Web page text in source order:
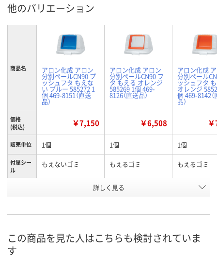
他のバリエーション
商品名 アロン化成 アロン
分別ペールCN90 プ
ッシュフタ もえな
い ブルー 585272 1
個 469-8151（直送
品）
アロン化成 アロン
分別ペールCN90 フ
タ もえる オレンジ
585269 1個 469-
8126（直送品）
アロン化成
分別ペール
ッシュフタ
オレンジ
個 469-8142（
品）
価格
(税込)
￥7,150 ￥6,508
販売単位 1個 1個 1個
付属シー
ル
もえないゴミ もえるゴミ もえるゴミ
K961554 K961556
詳しく見る
この商品を見た人はこちらも検討されていま
す